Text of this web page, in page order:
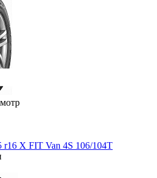
r16 X FIT Van 4S 106/104T